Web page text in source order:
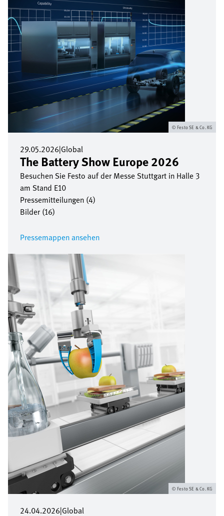
29.05.2026|Global
The Battery Show Europe 2026
Besuchen Sie Festo auf der Messe Stuttgart in Halle 3
am Stand E10
Pressemitteilungen (4)
Bilder (16)
Pressemappen ansehen
Festo SE & Co. KG
24.04.2026|Global
Bild
Festo SE & Co. KG